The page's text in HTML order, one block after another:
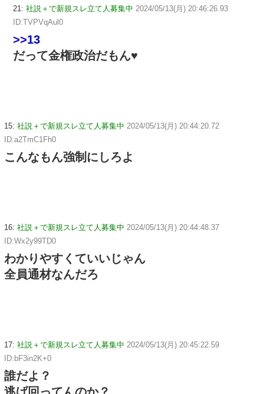
21: 社説＋で新規スレ立て人募集中 2024/05/13(月) 20:46:26.93
ID:TVPVqAul0
>>13
だって金権政治だもん♥
15: 社説＋で新規スレ立て人募集中 2024/05/13(月) 20:44:20.72
ID:a2TmC1Fh0
こんなもん強制にしろよ
16: 社説＋で新規スレ立て人募集中 2024/05/13(月) 20:44:48.37
ID:Wx2y99TD0
わかりやすくていいじゃん
全員通材なんだろ
17: 社説＋で新規スレ立て人募集中 2024/05/13(月) 20:45:22.59
ID:bF3in2K+0
誰だよ？